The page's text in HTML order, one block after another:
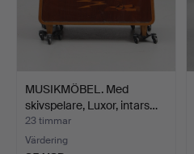
MUSIKMÖBEL. Med
skivspelare, Luxor, intars…
23 timmar
Värdering